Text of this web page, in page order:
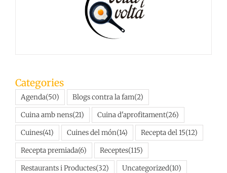
Categories
Agenda(50) Blogs contra la fam(2)
Cuina amb nens(21) Cuina d'aprofitament(26)
Cuines(41) Cuines del món(14) Recepta del 15(12)
Recepta premiada(6) Receptes(115)
Restaurants i Productes(32) Uncategorized(10)